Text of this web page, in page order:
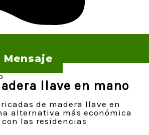
Mensaje
llave en mano
de madera llave en
alternativa más económica
las residencias